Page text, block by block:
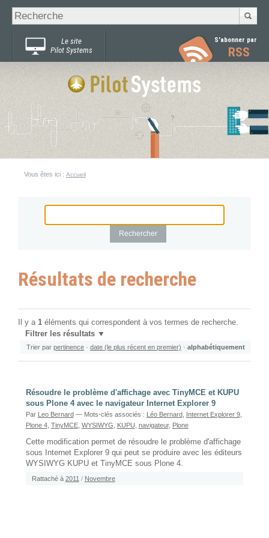
Chercher par
Recherche
avancée…
Le site
Pilot Systems
S'abonner par
RSS
Vous êtes ici : Accueil
Résultats de recherche
Il y a 1 éléments qui correspondent à vos termes de recherche.
Filtrer les résultats
Trier par pertinence · date (le plus récent en premier) · alphabétiquement
Résoudre le problème d'affichage avec TinyMCE et KUPU
sous Plone 4 avec le navigateur Internet Explorer 9
Par Leo Bernard — Mots-clés associés : Léo Bernard, Internet Explorer 9,
Plone 4, TinyMCE, WYSIWYG KUPU navigateur, Plone
Cette modification permet de résoudre le problème d'affichage
sous Internet Explorer 9 qui peut se produire avec les éditeurs
WYSIWYG KUPU et TinyMCE sous Plone 4.
Rattaché à 2011 / Novembre